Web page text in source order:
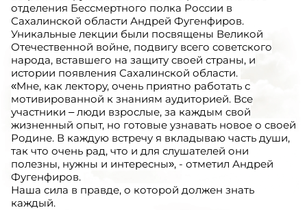
отделения Бессмертного полка России в
Сахалинской области Андрей Фугенфиров.
Уникальные лекции были посвящены Великой
Отечественной войне, подвигу всего советского
народа, вставшего на защиту своей страны, и
истории появления Сахалинской области.
«Мне, как лектору, очень приятно работать с
мотивированной к знаниям аудиторией. Все
участники – люди взрослые, за каждым свой
жизненный опыт, но готовые узнавать новое о своей
Родине. В каждую встречу я вкладываю часть души,
так что очень рад, что и для слушателей они
полезны, нужны и интересны», - отметил Андрей
Фугенфиров.
Наша сила в правде, о которой должен знать
каждый.